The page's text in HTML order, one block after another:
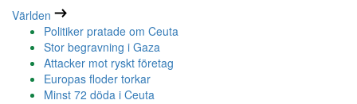
Världen
Politiker pratade om Ceuta
Stor begravning i Gaza
Attacker mot ryskt företag
Europas floder torkar
Minst 72 döda i Ceuta